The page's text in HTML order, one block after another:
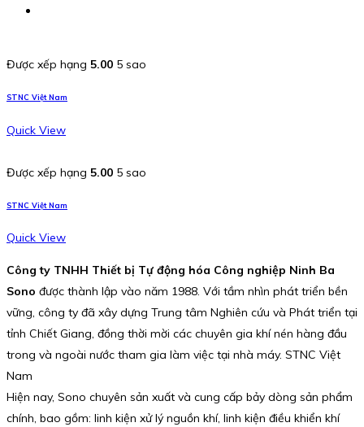
Được xếp hạng 5.00 5 sao
STNC Việt Nam
Quick View
Được xếp hạng 5.00 5 sao
STNC Việt Nam
Quick View
Công ty TNHH Thiết bị Tự động hóa Công nghiệp Ninh Ba
Sono được thành lập vào năm 1988. Với tầm nhìn phát triển bền
vững, công ty đã xây dựng Trung tâm Nghiên cứu và Phát triển tại
tỉnh Chiết Giang, đồng thời mời các chuyên gia khí nén hàng đầu
trong và ngoài nước tham gia làm việc tại nhà máy. STNC Việt
Nam
Hiện nay, Sono chuyên sản xuất và cung cấp bảy dòng sản phẩm
chính, bao gồm: linh kiện xử lý nguồn khí, linh kiện điều khiển khí